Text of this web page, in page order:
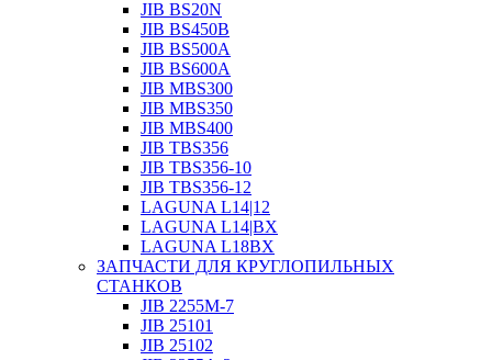
JIB BS20N
JIB BS450B
JIB BS500A
JIB BS600A
JIB MBS300
JIB MBS350
JIB MBS400
JIB TBS356
JIB TBS356-10
JIB TBS356-12
LAGUNA L14|12
LAGUNA L14|BX
LAGUNA L18BX
ЗАПЧАСТИ ДЛЯ КРУГЛОПИЛЬНЫХ
СТАНКОВ
JIB 2255M-7
JIB 25101
JIB 25102